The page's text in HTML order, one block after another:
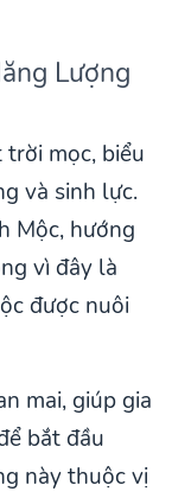
Lượng
mọc, biểu
và sinh lực.
Mộc, hướng
vì đây là
được nuôi
mai, giúp gia
bắt đầu
này thuộc vị